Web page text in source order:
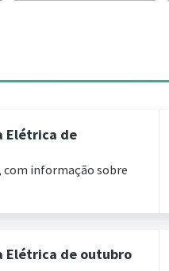
Elétrica de
com informação sobre
Elétrica de outubro